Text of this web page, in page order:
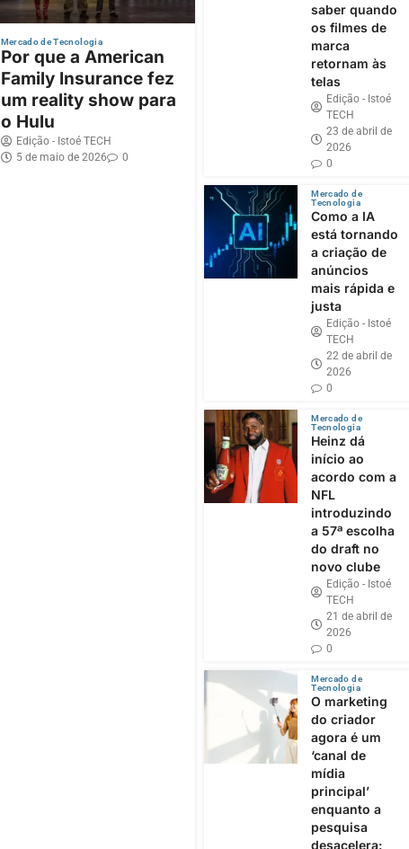
Mercado de Tecnologia
Por que a American
Family Insurance fez
um reality show para
o Hulu
Edição - Istoé TECH
5 de maio de 2026
0
saber quando
os filmes de
marca
retornam às
telas
Edição - Istoé
TECH
23 de abril de
2026
0
Mercado de
Tecnologia
Como a IA
está tornando
a criação de
anúncios
mais rápida e
justa
Edição - Istoé
TECH
22 de abril de
2026
0
Mercado de
Tecnologia
Heinz dá
início ao
acordo com a
NFL
introduzindo
a 57ª escolha
do draft no
novo clube
Edição - Istoé
TECH
21 de abril de
2026
0
Mercado de
Tecnologia
O marketing
do criador
agora é um
‘canal de
mídia
principal’
enquanto a
pesquisa
desacelera: